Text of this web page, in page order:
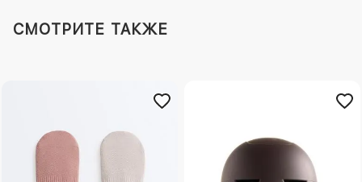
СМОТРИТЕ ТАКЖЕ